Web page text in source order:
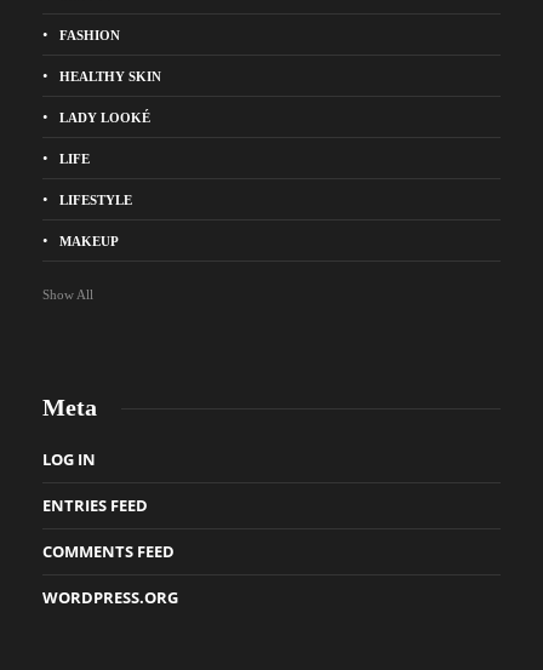
FASHION
HEALTHY SKIN
LADY LOOKÉ
LIFE
LIFESTYLE
MAKEUP
Show All
Meta
LOG IN
ENTRIES FEED
COMMENTS FEED
WORDPRESS.ORG